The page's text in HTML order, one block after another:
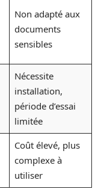
Non adapté aux
documents
sensibles
Nécessite
installation,
période d’essai
limitée
Coût élevé, plus
complexe à
utiliser